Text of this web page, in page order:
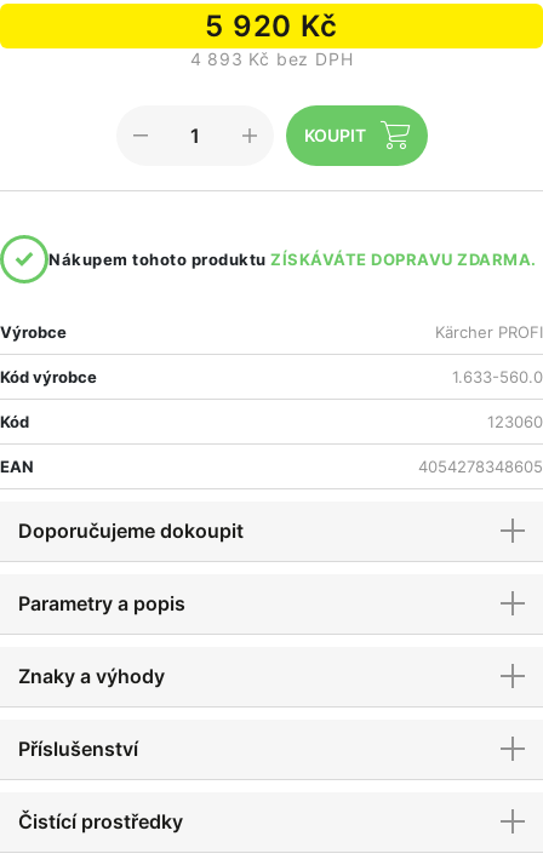
5 920 Kč
4 893 Kč bez DPH
Nákupem tohoto produktu ZÍSKÁVÁTE DOPRAVU ZDARMA.
Výrobce Kärcher PROFI
Kód výrobce 1.633-560.0
Kód 123060
EAN 4054278348605
Doporučujeme dokoupit
Parametry a popis
Znaky a výhody
Příslušenství
Čistící prostředky